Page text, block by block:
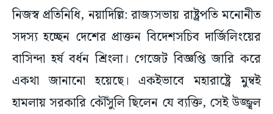
নিজস্ব প্রতিনিধি, নয়াদিল্লি: রা‌জ্যসভায় রাষ্ট্রপতি মনোনীত
সদস্য হচ্ছেন দেশের প্রাক্তন বিদেশসচিব দার্জিলিংয়ের
বাসিন্দা হর্ষ বর্ধন শ্রিংলা। গেজেট বিজ্ঞপ্তি জারি করে
একথা জানানো হয়েছে। একইভাবে মহারাষ্ট্রে মুম্বই
হামলায় সরকারি কৌঁসুলি ছিলেন যে ব্যক্তি, সেই উজ্জ্বল